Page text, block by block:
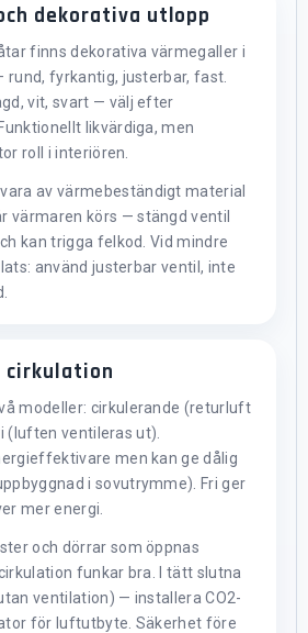
dekorativa utlopp
finns dekorativa värmegaller i
rund, fyrkantig, justerbar, fast.
vit, svart — välj efter
likvärdiga, men
roll i interiören.
av värmebeständigt material
värmaren körs — stängd ventil
kan trigga felkod. Vid mindre
använd justerbar ventil, inte
cirkulation
modeller: cirkulerande (returluft
(luften ventileras ut).
men kan ge dålig
i sovutrymme). Fri ger
mer energi.
och dörrar som öppnas
funkar bra. I tätt slutna
ventilation) — installera CO2-
för luftutbyte. Säkerhet före